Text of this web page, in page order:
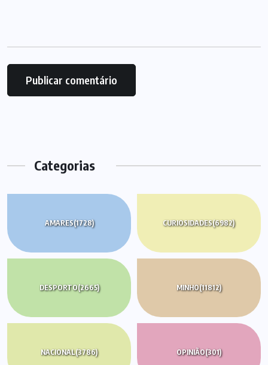
Categorias
AMARES(1728) CURIOSIDADES(6982)
DESPORTO(2665) MINHO(11812)
NACIONAL(3786) OPINIÃO(301)